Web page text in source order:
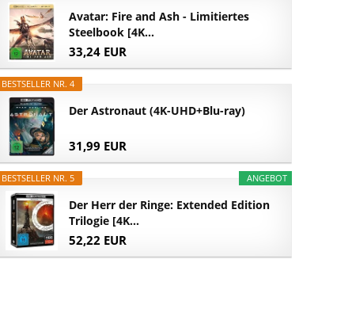
Avatar: Fire and Ash - Limitiertes
Steelbook [4K...
33,24 EUR
BESTSELLER NR. 4
Der Astronaut (4K-UHD+Blu-ray)
31,99 EUR
ANGEBOT
BESTSELLER NR. 5
Der Herr der Ringe: Extended Edition
Trilogie [4K...
52,22 EUR